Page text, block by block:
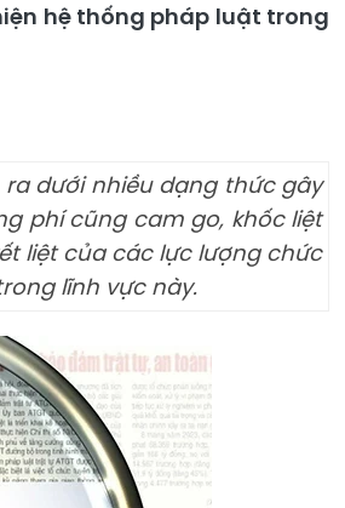
hệ thống pháp luật trong
dưới nhiều dạng thức gây
phí cũng cam go, khốc liệt
liệt của các lực lượng chức
lĩnh vực này.